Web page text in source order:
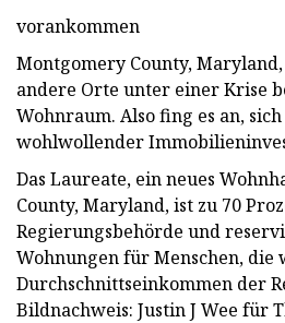
vorankommen
Montgomery County,
andere Orte unter einer Krise
Wohnraum. Also fing es an,
wohlwollender
Das Laureate, ein neues
County, Maryland, ist zu 70
Regierungsbehörde und
Wohnungen für Menschen, die
Durchschnittseinkommen der
Bildnachweis: Justin J Wee für